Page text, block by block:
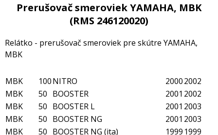
Prerušovač smeroviek YAMAHA, MBK
(RMS 246120020)
Relátko - prerušovač smeroviek pre skútre YAMAHA,
MBK
MBK 100NITRO 20002002
MBK
50 BOOSTER 2001 2002
MBK
50 BOOSTER L 2001 2003
MBK
50 BOOSTER NG 2001 2003
MBK
50 BOOSTER NG (ita) 1999 1999